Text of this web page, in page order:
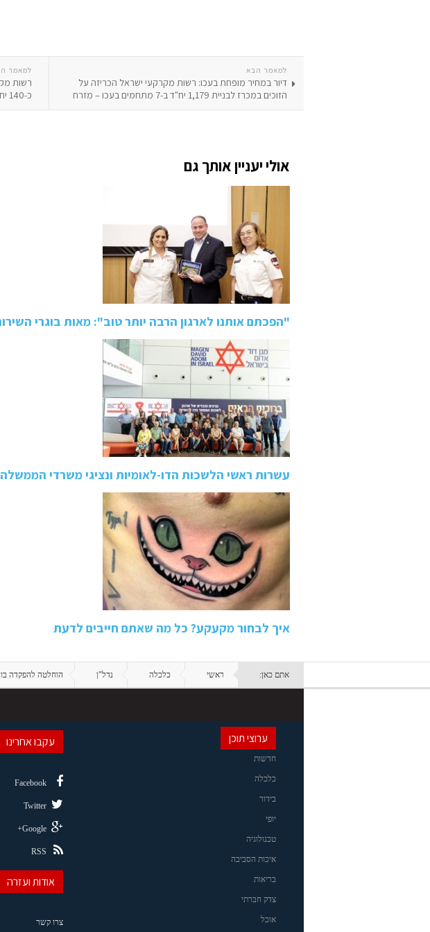
למאמר
רשות
כ-140 יחידות דיור במתחם "הזית" בצור הדסה
למאמר הבא
דיור במחיר מופחת בעכו: רשות מקרקעי ישראל הכריזה על
הזוכים במכרז לבניית 1,179 יח"ד ב-7 מתחמים בעכו – מזרח
אולי יעניין אותך גם
"הפכתם אותנו לארגון הרבה יותר טוב": מאות בוגרי
עשרות ראשי הלשכות הדו-לאומיות ונציגי משרדי
איך לבחור מקעקע? כל מה שאתם חייבים לדעת
אתם כאן: ראשי כלכלה נדל"ן הוחלטה להפקדה
ערוצי תוכן
חדשות
כלכלה
בידור
יופי
טכנולוגיה
איכות הסביבה
בריאות
צדק חברתי
אוכל
עקבו אחרינו
Facebook
Twitter
Google+
RSS
אודות ועזרה
צרו קשר